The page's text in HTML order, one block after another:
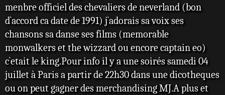
menbre officiel des chevaliers de neverland (bon
d`accord ca date de 1991) j`adorais sa voix ses
chansons sa danse ses films (memorable
monwalkers et the wizzard ou encore captain eo)
c`etait le king.Pour info il y a une soirés samedi 04
juillet à Paris a partir de 22h30 dans une dicotheques
ou on peut gagner des merchandising MJ.A plus et